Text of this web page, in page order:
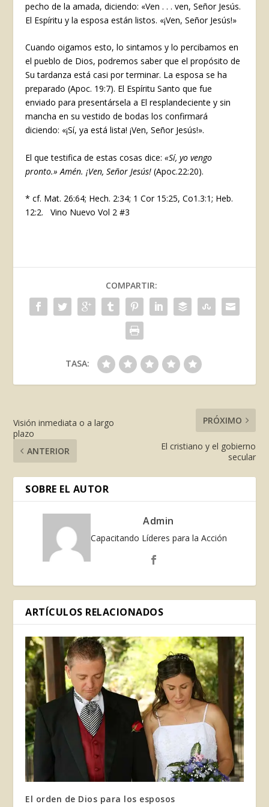
pecho de la amada, diciendo: «Ven . . . ven, Señor Jesús.
El Espíritu y la esposa están listos. «¡Ven, Señor Jesús!»
Cuando oigamos esto, lo sintamos y lo percibamos en
el pueblo de Dios, podremos saber que el propósito de
Su tardanza está casi por terminar. La esposa se ha
preparado (Apoc. 19:7). El Espíritu Santo que fue
enviado para presentársela a El resplandeciente y sin
mancha en su vestido de bodas los confirmará
diciendo: «¡Sí, ya está lista! ¡Ven, Señor Jesús!».
El que testifica de estas cosas dice:«Sí, yo vengo
pronto.» Amén. ¡Ven, Señor Jesús! (Apoc.22:20).
* cf. Mat. 26:64; Hech. 2:34; 1 Cor 15:25, Co1.3:1; Heb.
12:2. Vino Nuevo Vol 2 #3
COMPARTIR:
TASA:
Visión inmediata o a largo
plazo
ANTERIOR
PRÓXIMO
El cristiano y el gobierno
secular
SOBRE EL AUTOR
Admin
Capacitando Líderes para la Acción
ARTÍCULOS RELACIONADOS
El orden de Dios para los esposos